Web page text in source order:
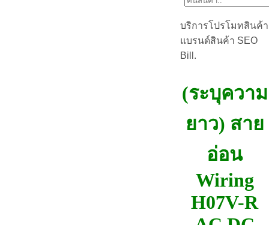
บริการโปรโมทสินค้า
แบรนด์สินค้า SEO
Bill.
(ระบุความ
ยาว) สาย
อ่อน
Wiring
H07V-R